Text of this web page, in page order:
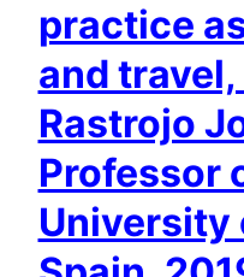
practice
and
Rastrojo
Professor
University